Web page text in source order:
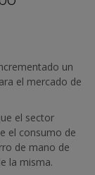
un
el mercado de
el sector
el consumo de
de mano de
la misma.